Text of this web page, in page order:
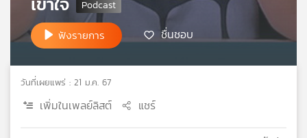
วิทยุ
ไทย
เอส
ฟังรายการ ชื่นชอบ
วันที่เผยแพร่ : 21 ม.ค. 67
เพิ่มในเพลย์ลิสต์ แชร์